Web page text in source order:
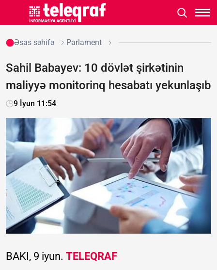
Əsas səhifə Parlament
Sahil Babayev: 10 dövlət şirkətinin
maliyyə monitorinq hesabatı yekunlaşıb
9 İyun 11:54
BAKI, 9 iyun. TELEQRAF